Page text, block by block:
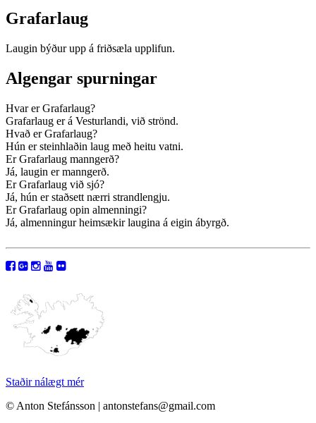
Grafarlaug
Laugin býður upp á friðsæla upplifun.
Algengar spurningar
Hvar er Grafarlaug?
Grafarlaug er á Vesturlandi, við strönd.
Hvað er Grafarlaug?
Hún er steinhlaðin laug með heitu vatni.
Er Grafarlaug manngerð?
Já, laugin er manngerð.
Er Grafarlaug við sjó?
Já, hún er staðsett nærri strandlengju.
Er Grafarlaug opin almenningi?
Já, almenningur heimsækir laugina á eigin ábyrgð.
Staðir nálægt mér
© Anton Stefánsson | antonstefans@gmail.com